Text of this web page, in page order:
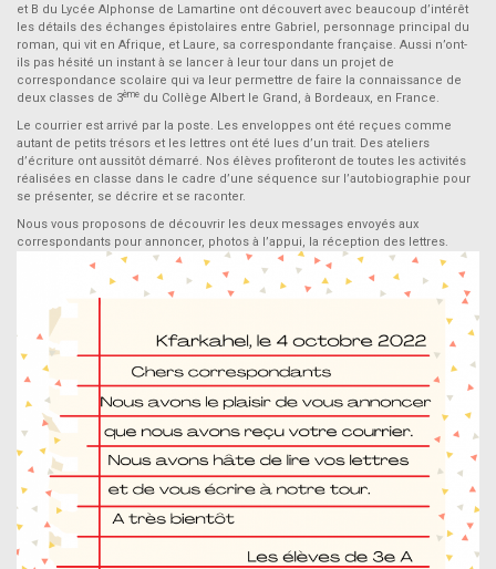
et B du Lycée Alphonse de Lamartine ont découvert avec beaucoup d’intérêt
les détails des échanges épistolaires entre Gabriel, personnage principal du
roman, qui vit en Afrique, et Laure, sa correspondante française. Aussi n’ont-
ils pas hésité un instant à se lancer à leur tour dans un projet de
correspondance scolaire qui va leur permettre de faire la connaissance de
deux classes de 3ème du Collège Albert le Grand, à Bordeaux, en France.
Le courrier est arrivé par la poste. Les enveloppes ont été reçues comme
autant de petits trésors et les lettres ont été lues d’un trait. Des ateliers
d’écriture ont aussitôt démarré. Nos élèves profiteront de toutes les activités
réalisées en classe dans le cadre d’une séquence sur l’autobiographie pour
se présenter, se décrire et se raconter.
Nous vous proposons de découvrir les deux messages envoyés aux
correspondants pour annoncer, photos à l’appui, la réception des lettres.